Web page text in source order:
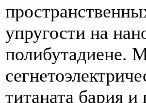
упругости на
полибутадиене.
титаната бария